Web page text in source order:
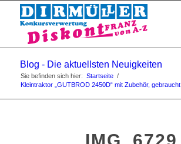
Blog - Die aktuellsten Neuigkeiten
Sie befinden sich hier: Startseite /
Kleintraktor „GUTBROD 2450D“ mit Zubehör, gebraucht